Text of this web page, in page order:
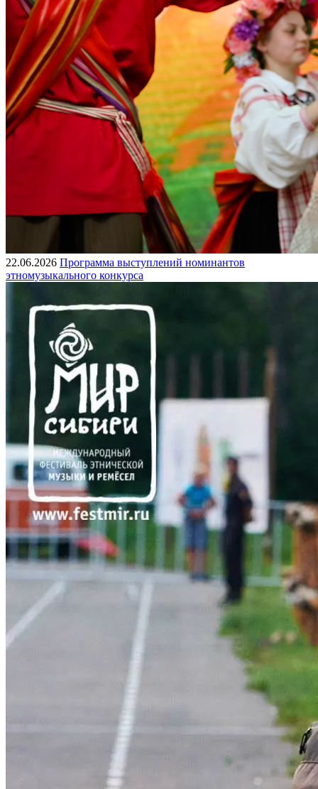
22.06.2026 Программа выступлений номинантов
этномузыкального конкурса